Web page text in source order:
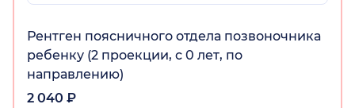
Рентген поясничного отдела позвоночника
ребенку (2 проекции, с 0 лет, по
направлению)
2 040 ₽